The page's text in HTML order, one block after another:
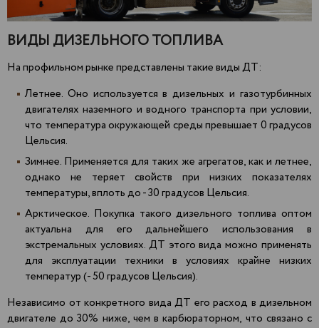
ВИДЫ ДИЗЕЛЬНОГО ТОПЛИВА
На профильном рынке представлены такие виды ДТ:
Летнее. Оно используется в дизельных и газотурбинных
двигателях наземного и водного транспорта при условии,
что температура окружающей среды превышает 0 градусов
Цельсия.
Зимнее. Применяется для таких же агрегатов, как и летнее,
однако не теряет свойств при низких показателях
температуры, вплоть до - 30 градусов Цельсия.
Арктическое. Покупка такого дизельного топлива оптом
актуальна для его дальнейшего использования в
экстремальных условиях. ДТ этого вида можно применять
для эксплуатации техники в условиях крайне низких
температур (- 50 градусов Цельсия).
Независимо от конкретного вида ДТ его расход в дизельном
двигателе до 30% ниже, чем в карбюраторном, что связано с